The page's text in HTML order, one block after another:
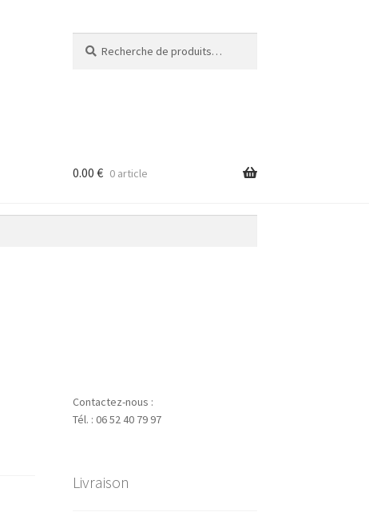
pour :
0.00 € 0 article
Contactez-nous :
Tél. : 06 52 40 79 97
Livraison